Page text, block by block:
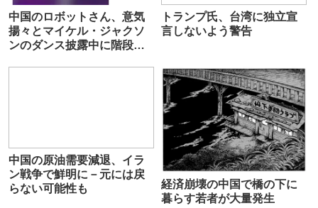
中国のロボットさん、意気
揚々とマイケル・ジャクソ
ンのダンス披露中に階段で
トランプ氏、台湾に独立宣
言しないよう警告
中国の原油需要減退、イラ
ン戦争で鮮明に－元には戻
らない可能性も
経済崩壊の中国で橋の下に
暮らす若者が大量発生